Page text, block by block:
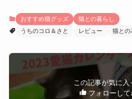
おすすめ猫グッズ
猫との暮らし
うちのコロ＆さと
レビュー 猫との
この記事が気に入
フォローして